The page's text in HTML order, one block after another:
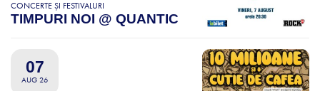
CONCERTE ȘI FESTIVALURI
TIMPURI NOI @ QUANTIC
07
AUG 26